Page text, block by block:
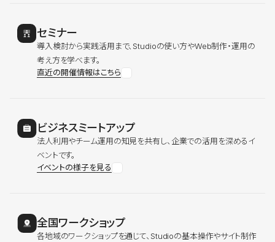
セミナー
導入検討から実践活用まで、Studioの使い方やWeb制作・運用の
考え方を学べます。
直近の開催情報はこちら
ビジネスミートアップ
法人利用やチーム運用の知見を共有し、企業での活用を深めるイ
ベントです。
イベントの様子を見る
全国ワークショップ
各地域のワークショップを通じて、Studioの基本操作やサイト制作